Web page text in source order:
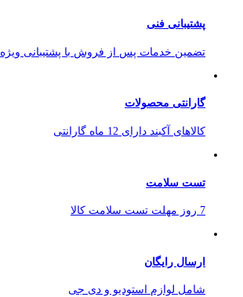
پشتیبانی فنی
تضمین خدمات پس از فروش با پشتیبانی ویژه
گارانتی محصولات
کالاهای آکبند دارای 12 ماه گارانتی
تست سلامت
7 روز مهلت تست سلامت کالا
ارسال رایگان
شامل لوازم استودیو و دی جی